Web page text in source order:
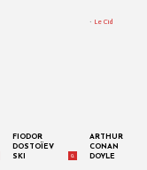
• Le Cid
FIODOR
DOSTOÏEV
SKI
ARTHUR
CONAN
DOYLE